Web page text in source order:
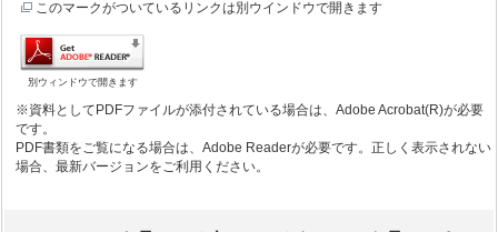
このマークがついているリンクは別ウインドウで開きます
別ウィンドウで開きます
※資料としてPDFファイルが添付されている場合は、Adobe Acrobat(R)が必要
です。
PDF書類をご覧になる場合は、Adobe Readerが必要です。正しく表示されない
場合、最新バージョンをご利用ください。